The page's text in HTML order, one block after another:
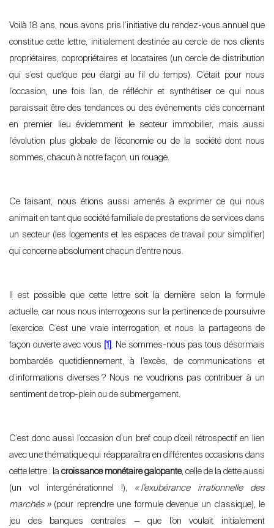
Voilà 18 ans, nous avons pris l’initiative du rendez-vous annuel que
constitue cette lettre, initialement destinée au cercle de nos clients
propriétaires, copropriétaires et locataires (un cercle de distribution
qui s’est quelque peu élargi au fil du temps). C’était pour nous
’occasion, une fois l ’an, de réfléchir et synthétiser ce qui nous
paraissait être des tendances ou des événements clés concernant
en premier lieu évidemment le secteur immobilier, mais aussi
’évolution plus globale de l’économie ou de la société dont nous
sommes, chacun à notre façon, un rouage.
Ce faisant, nous étions aussi amenés à exprimer ce qui nous
animait en tant que société familiale de prestations de services dans
un secteur (les logements et les espaces de travail pour simplifier)
qui concerne absolument chacun d’entre nous.
Il est possible que cette lettre soit la dernière selon la formule
actuelle, car nous nous interrogeons sur la pertinence de poursuivre
l’exercice. C’est une vraie interrogation, et nous la partageons de
façon ouverte avec vous [1] . Ne sommes-nous pas tous désormais
bombardés quotidiennement, à l ’excès, de communications et
d ’informations diverses ? Nous ne voudrions pas contribuer à un
sentiment de trop-plein ou de submergement.
C’est donc aussi l’occasion d’un bref coup d’œil rétrospectif en lien
avec une thématique qui réapparaîtra en différentes occasions dans
cette lettre : la croissance monétaire galopante, celle de la dette aussi
(un vol intergénérationnel !), « l’exubérance irrationnelle des
marchés »(pour reprendre une formule devenue un classique), le
jeu des banques centrales — que l’on voulait initialement